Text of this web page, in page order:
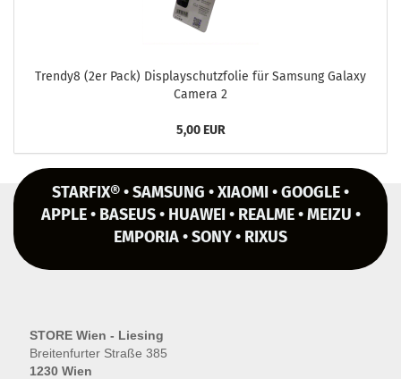
Trendy8 (2er Pack) Dis­play­schutz­fo­lie für Sam­sung Ga­la­xy
Ca­me­ra 2
5,00 EUR
STARFIX® • SAMSUNG • XIAOMI • GOOGLE •
APPLE • BASEUS • HUAWEI • REALME • MEIZU •
EMPORIA • SONY • RIXUS
STORE Wien - Liesing
Breitenfurter Straße 385
1230 Wien